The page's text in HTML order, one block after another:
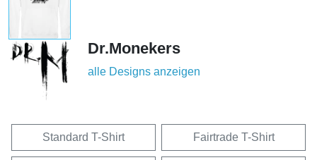
Dr.Monekers
alle Designs anzeigen
Standard T-Shirt Fairtrade T-Shirt